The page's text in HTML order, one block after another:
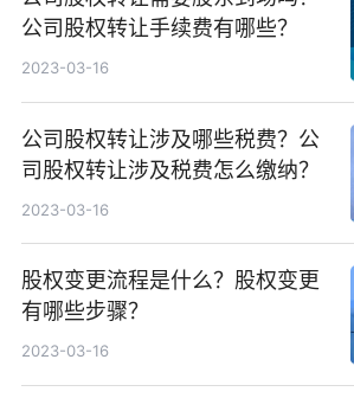
公司股权转让手续费有哪些？
2023-03-16
公司股权转让涉及哪些税费？公
司股权转让涉及税费怎么缴纳？
2023-03-16
股权变更流程是什么？股权变更
有哪些步骤？
2023-03-16